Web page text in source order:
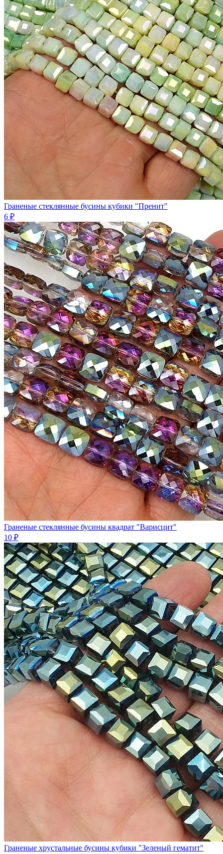
Граненые стеклянные бусины кубики "Пренит"
6 ₽
Граненые стеклянные бусины квадрат "Варисцит"
10 ₽
Граненые хрустальные бусины кубики "Зеленый гематит"